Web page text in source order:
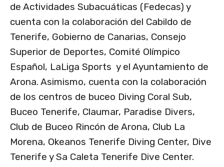
de Actividades Subacuáticas (Fedecas) y
cuenta con la colaboración del Cabildo de
Tenerife, Gobierno de Canarias, Consejo
Superior de Deportes, Comité Olímpico
Español, LaLiga Sports y el Ayuntamiento de
Arona. Asimismo, cuenta con la colaboración
de los centros de buceo Diving Coral Sub,
Buceo Tenerife, Claumar, Paradise Divers,
Club de Buceo Rincón de Arona, Club La
Morena, Okeanos Tenerife Diving Center, Dive
Tenerife y Sa Caleta Tenerife Dive Center.